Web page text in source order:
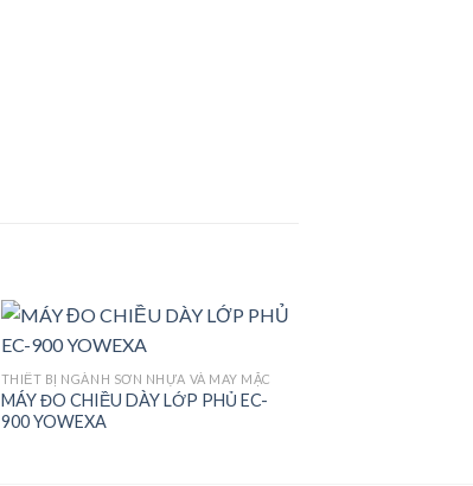
Add to
THIẾT BỊ NGÀNH SƠN NHỰA VÀ MAY MẶC
MÁY ĐO CHIỀU DÀY LỚP PHỦ EC-
900 YOWEXA